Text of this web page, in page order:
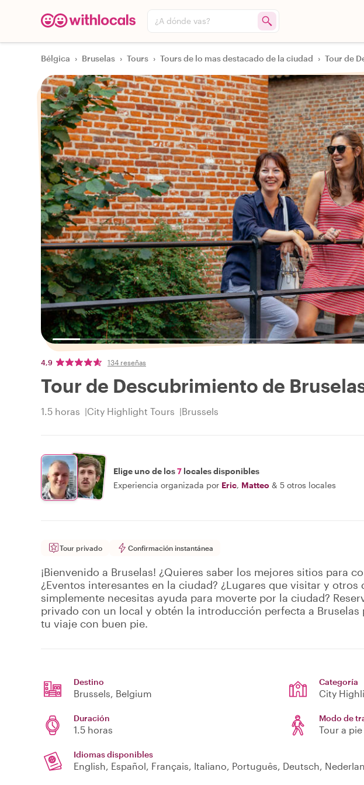
¿A dónde vas?
Bélgica › Bruselas › Tours › Tours de lo mas destacado de la ciudad › Tour de
4,9 134 reseñas
Tour de Descubrimiento de
1.5 horas City Highlight Tours Brussels
Elige uno de los7 locales disponibles
Experiencia organizada por Eric, Matteo & 5 otros locales
Tour privado Confirmación instantánea
¡Bienvenido a Bruselas! ¿Quieres saber los mejores sitios para
¿Eventos interesantes en la ciudad? ¿Lugares que visitar y otros
simplemente necesitas ayuda para moverte por la ciudad?
privado con un local y obtén la introducción perfecta a Bruselas
tu viaje con buen pie.
Destino
Brussels, Belgium
Categoría
City
Duración
1.5 horas
Modo de
Tour a pie
Idiomas disponibles
English, Español, Français, Italiano, Português, Deutsch,